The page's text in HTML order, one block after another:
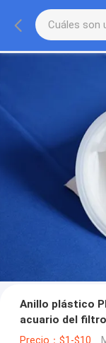
Anillo plástico
acuario del
Precio：$1-$10